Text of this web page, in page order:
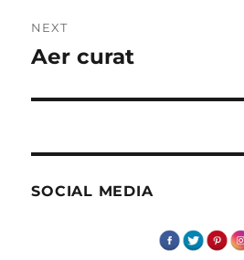
NEXT
Next
Aer curat
SOCIAL MEDIA